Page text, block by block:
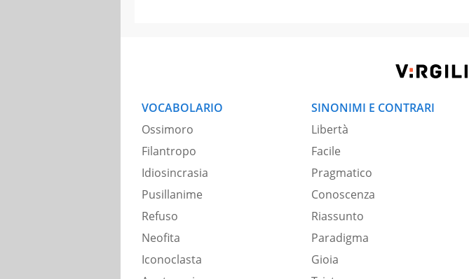
VOCABOLARIO
Ossimoro
Filantropo
Idiosincrasia
Pusillanime
Refuso
Neofita
Iconoclasta
SINONIMI E CONTRARI
Libertà
Facile
Pragmatico
Conoscenza
Riassunto
Paradigma
Gioia